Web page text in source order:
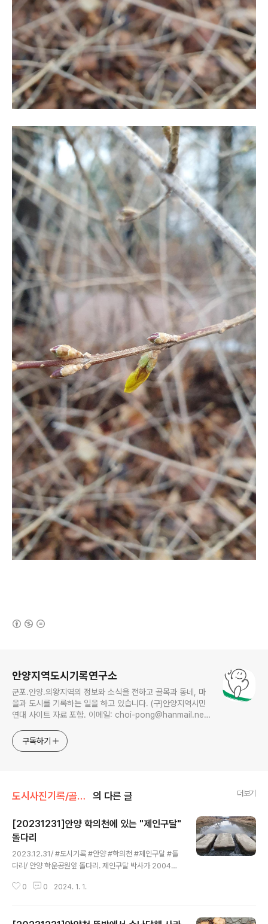
안양지역도시기록연구소
군포.안양.의왕지역의 정보와 소식을 전하고 골목과 동네, 마
을과 도시를 기록하는 일을 하고 있습니다. (구)안양지역시민
연대 사이트 자료 포함. 이메일: choi-pong@hanmail.net
구독하기
도시사진기록/골목풍경 의 다른 글 더보기
[20231231]안양 학의천에 있는 "제인구달"
돌다리
2023.12.31/ #도시기록 #안양 #학의천 #제인구달 #돌
다리/ 안양 학운공원앞 돌다리. 제인구달 박사가 2004년
으로 소개)을 방문했다. 제인구달이 학의천을 방문한 이유
0 0 2024. 1. 1.